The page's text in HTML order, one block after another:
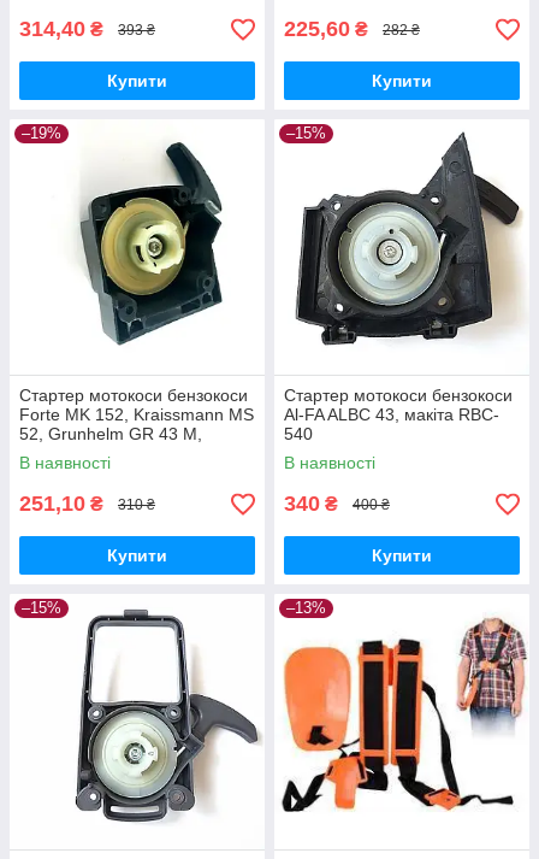
314,40 ₴ 393 ₴
Купити
225,60 ₴ 282 ₴
Купити
–19%
Стартер мотокоси бензокоси
Forte MK 152, Kraissmann MS
52, Grunhelm GR 43 M,
Протон БТ-3002, Foresta FC
60 AV
В наявності
251,10 ₴ 310 ₴
Купити
–15%
Стартер мотокоси бензокоси
Al-FA ALBC 43, макіта RBC-
540
В наявності
340 ₴ 400 ₴
Купити
–15% –13%